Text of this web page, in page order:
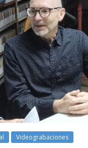
Videograbaciones